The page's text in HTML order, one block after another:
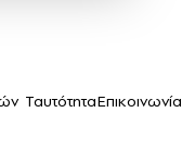
ΤαυτότηταΕπικοινωνία